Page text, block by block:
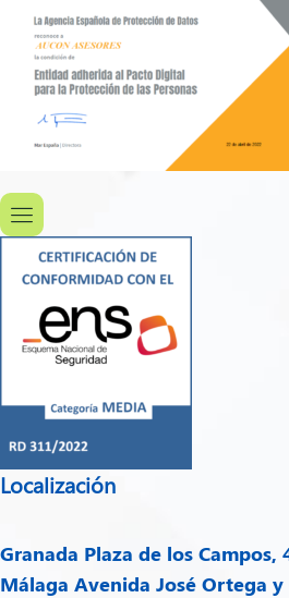
Localización
Granada Plaza de los Campos,
Málaga Avenida José Ortega y